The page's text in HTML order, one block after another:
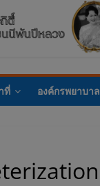
ที่ องค์กรพยาบาล